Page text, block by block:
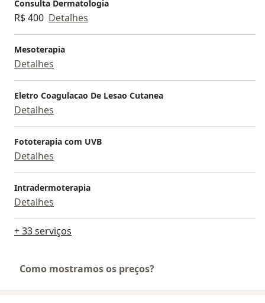
Consulta Dermatologia
R$ 400 Detalhes
Mesoterapia
Detalhes
Eletro Coagulacao De Lesao Cutanea
Detalhes
Fototerapia com UVB
Detalhes
Intradermoterapia
Detalhes
+ 33 serviços
Como mostramos os preços?